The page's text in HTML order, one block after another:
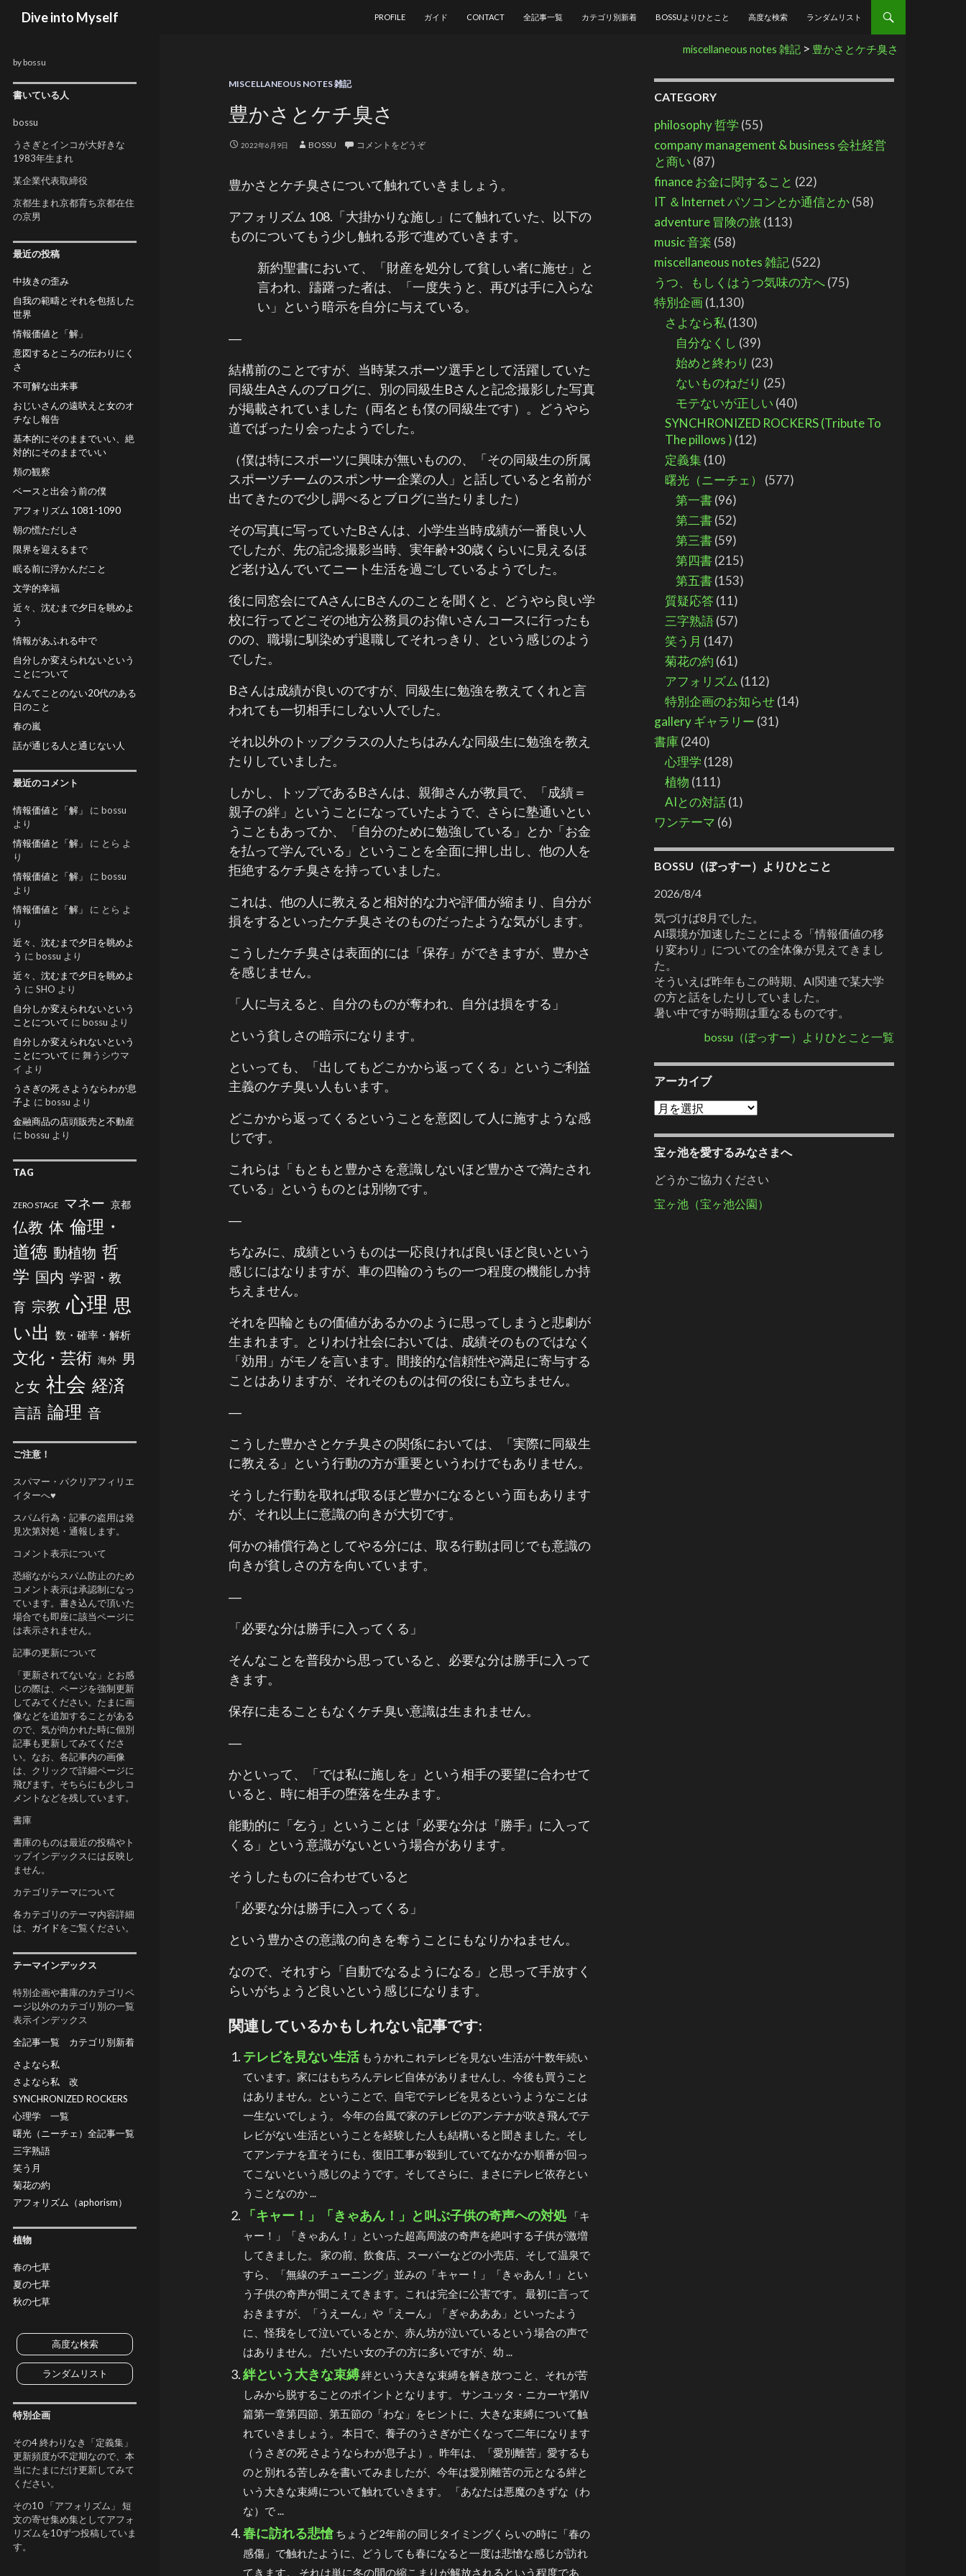
Dive into Myself
検索
PROFILE
ガイド CONTACT 全記事一覧 カテゴリ別新着 BOSSUよりひとこと 高度な検索 ランダムリスト
miscellaneous notes 雑記 > 豊かさとケチ臭さ
MISCELLANEOUS NOTES 雑記
豊かさとケチ臭さ
2022年6月9日 BOSSU コメントをどうぞ
豊かさとケチ臭さについて触れていきましょう。
アフォリズム 108.「大掛かりな施し」にて触れていた、以下の
ものについてもう少し触れる形で進めていきます。
新約聖書において、「財産を処分して貧しい者に施せ」と
言われ、躊躇った者は、「一度失うと、再びは手に入らな
い」という暗示を自分に与えている。
―
結構前のことですが、当時某スポーツ選手として活躍していた
同級生Aさんのブログに、別の同級生Bさんと記念撮影した写真
が掲載されていました（両名とも僕の同級生です）。どうやら
道でばったり会ったようでした。
（僕は特にスポーツに興味が無いものの、「その同級生の所属
スポーツチームのスポンサー企業の人」と話していると名前が
出てきたので少し調べるとブログに当たりました）
その写真に写っていたBさんは、小学生当時成績が一番良い人
でしたが、先の記念撮影当時、実年齢+30歳くらいに見えるほ
ど老け込んでいてニート生活を過ごしているようでした。
後に同窓会にてAさんにBさんのことを聞くと、どうやら良い学
校に行ってどこぞの地方公務員のお偉いさんコースに行ったも
のの、職場に馴染めず退職してそれっきり、という感じのよう
でした。
Bさんは成績が良いのですが、同級生に勉強を教えてくれと言
われても一切相手にしない人でした。
それ以外のトップクラスの人たちはみんな同級生に勉強を教え
たりしていました。
しかし、トップであるBさんは、親御さんが教員で、「成績＝
親子の絆」ということになっていたようで、さらに塾通いとい
うこともあってか、「自分のために勉強している」とか「お金
を払って学んでいる」ということを全面に押し出し、他の人を
拒絶するケチ臭さを持っていました。
これは、他の人に教えると相対的な力や評価が縮まり、自分が
損をするといったケチ臭さそのものだったような気がします。
こうしたケチ臭さは表面的には「保存」ができますが、豊かさ
を感じません。
「人に与えると、自分のものが奪われ、自分は損をする」
という貧しさの暗示になります。
といっても、「出してもどこかから返ってくる」というご利益
主義のケチ臭い人もいます。
どこかから返ってくるということを意図して人に施すような感
じです。
これらは「もともと豊かさを意識しないほど豊かさで満たされ
ている」というものとは別物です。
―
ちなみに、成績というものは一応良ければ良いほど良いという
感じにはなりますが、車の四輪のうちの一つ程度の機能しか持
ちえません。
それを四輪ともの価値があるかのように思ってしまうと悲劇が
生まれます。とりわけ社会においては、成績そのものではなく
「効用」がモノを言います。間接的な信頼性や満足に寄与する
ことはありますが、それそのものは何の役にも立ちません。
―
こうした豊かさとケチ臭さの関係においては、「実際に同級生
に教える」という行動の方が重要というわけでもありません。
そうした行動を取れば取るほど豊かになるという面もあります
が、それ以上に意識の向きが大切です。
何かの補償行為としてやる分には、取る行動は同じでも意識の
向きが貧しさの方を向いています。
―
「必要な分は勝手に入ってくる」
そんなことを普段から思っていると、必要な分は勝手に入って
きます。
保存に走ることもなくケチ臭い意識は生まれません。
―
かといって、「では私に施しを」という相手の要望に合わせて
いると、時に相手の堕落を生みます。
能動的に「乞う」ということは「必要な分は『勝手』に入って
くる」という意識がないという場合があります。
そうしたものに合わせていると
「必要な分は勝手に入ってくる」
という豊かさの意識の向きを奪うことにもなりかねません。
なので、それすら「自動でなるようになる」と思って手放すく
らいがちょうど良いという感じになります。
関連しているかもしれない記事です:
テレビを見ない生活 もうかれこれテレビを見ない生活が十数年続い
ています。家にはもちろんテレビ自体がありませんし、今後も買うこと
はありません。ということで、自宅でテレビを見るというようなことは
一生ないでしょう。 今年の台風で家のテレビのアンテナが吹き飛んでテ
レビがない生活ということを経験した人も結構いると聞きました。そし
てアンテナを直そうにも、復旧工事が殺到していてなかなか順番が回っ
てこないという感じのようです。そしてさらに、まさにテレビ依存とい
うことなのか ...
「キャー！」「きゃあん！」と叫ぶ子供の奇声への対処
「キ
ャー！」「きゃあん！」といった超高周波の奇声を絶叫する子供が激増
してきました。 家の前、飲食店、スーパーなどの小売店、そして温泉で
すら、「無線のチューニング」並みの「キャー！」「きゃあん！」とい
う子供の奇声が聞こえてきます。これは完全に公害です。 最初に言って
おきますが、「うえーん」や「えーん」「ぎゃあああ」といったよう
に、怪我をして泣いているとか、赤ん坊が泣いているという場合の声で
はありません。 だいたい女の子の方に多いですが、幼 ...
絆という大きな束縛絆という大きな束縛を解き放つこと、それが苦
しみから脱することのポイントとなります。 サンユッタ・ニカーヤ第Ⅳ
篇第一章第四節、第五節の「わな」をヒントに、大きな束縛について触
れていきましょう。 本日で、養子のうさぎが亡くなって二年になります
（うさぎの死 さようならわが息子よ）。昨年は、「愛別離苦」愛するも
のと別れる苦しみを書いてみましたが、今年は愛別離苦の元となる絆と
いう大きな束縛について触れていきます。 「あなたは悪魔のきずな（わ
な）で ...
春に訪れる悲愴 ちょうど2年前の同じタイミングくらいの時に「春の
感傷」で触れたように、どうしても春になると一度は悲愴な感じが訪れ
てきます。 それは単に冬の間の縮こまりが解放されるという程度であ
CATEGORY
philosophy 哲学 (55)
company management & business 会社経営
と商い (87)
finance お金に関すること (22)
IT ＆Internet パソコンとか通信とか(58)
adventure 冒険の旅 (113)
music 音楽 (58)
miscellaneous notes 雑記(522)
うつ、もしくはうつ気味の方へ(75)
特別企画(1,130)
さよなら私 (130)
自分なくし (39)
始めと終わり (23)
ないものねだり (25)
モテないが正しい (40)
SYNCHRONIZED ROCKERS (Tribute To
The pillows ) (12)
定義集(10)
曙光（ニーチェ）
(577)
第一書(96)
第二書(52)
第三書(59)
第四書(215)
第五書(153)
質疑応答(11)
三字熟語(57)
笑う月 (147)
菊花の約 (61)
アフォリズム (112)
特別企画のお知らせ(14)
gallery ギャラリー (31)
書庫(240)
心理学 (128)
植物 (111)
AIとの対話(1)
ワンテーマ (6)
BOSSU（ぼっすー）よりひとこと
2026/8/4
気づけば8月でした。
AI環境が加速したことによる「情報価値の移
り変わり」についての全体像が見えてきまし
た。
そういえば昨年もこの時期、AI関連で某大学
の方と話をしたりしていました。
暑い中ですが時期は重なるものです。
bossu（ぼっすー）よりひとこと一覧
アーカイブ
アーカイブ
宝ヶ池を愛するみなさまへ
どうかご協力ください
宝ヶ池（宝ヶ池公園）
by bossu
書いている人
bossu
うさぎとインコが大好きな
1983年生まれ
某企業代表取締役
京都生まれ京都育ち京都在住
の京男
最近の投稿
中抜きの歪み
自我の範疇とそれを包括した
世界
情報価値と「解」
意図するところの伝わりにく
さ
不可解な出来事
おじいさんの遠吠えと女のオ
チなし報告
基本的にそのままでいい、絶
対的にそのままでいい
頬の観察
ベースと出会う前の僕
アフォリズム 1081-1090
朝の慌ただしさ
限界を迎えるまで
眠る前に浮かんだこと
文学的幸福
近々、沈むまで夕日を眺めよ
う
情報があふれる中で
自分しか変えられないという
ことについて
なんてことのない20代のある
日のこと
春の嵐
話が通じる人と通じない人
最近のコメント
情報価値と「解」 に bossu
より
情報価値と「解」
に とら よ
り
情報価値と「解」
に bossu
より
情報価値と「解」
に とら よ
り
近々、沈むまで夕日を眺めよ
う に bossu より
近々、沈むまで夕日を眺めよ
う に SHO より
自分しか変えられないという
ことについて に bossu より
自分しか変えられないという
ことについて に 舞うシウマ
イ より
うさぎの死 さようならわが息
子よ に bossu より
金融商品の店頭販売と不動産
に bossu より
TAG
ZERO STAGE マネー 京都
仏教 体 倫理・
道徳 動植物 哲
学 国内 学習・教
育 宗教 心理 思
い出
数・確率・解析
文化・芸術 海外 男
と女 社会 経済
言語 論理 音
ご注意！
スパマー・パクリアフィリエ
イターへ♥
スパム行為・記事の盗用は発
見次第対処・通報します。
コメント表示について
恐縮ながらスパム防止のため
コメント表示は承認制になっ
ています。書き込んで頂いた
場合でも即座に該当ページに
は表示されません。
記事の更新について
「更新されてないな」とお感
じの際は、ページを強制更新
してみてください。たまに画
像などを追加することがある
ので、気が向かれた時に個別
記事も更新してみてくださ
い。なお、各記事内の画像
は、クリックで詳細ページに
飛びます。そちらにも少しコ
メントなどを残しています。
書庫
書庫のものは最近の投稿やト
ップインデックスには反映し
ません。
カテゴリテーマについて
各カテゴリのテーマ内容詳細
は、 ガイドをご覧ください。
テーマインデックス
特別企画や書庫のカテゴリペ
ージ以外のカテゴリ別の一覧
表示インデックス
全記事一覧
カテゴリ別新着
さよなら私
さよなら私 改
SYNCHRONIZED ROCKERS
心理学 一覧
曙光（ニーチェ）全記事一覧
三字熟語
笑う月
菊花の約
アフォリズム（aphorism）
植物
春の七草
夏の七草
秋の七草
高度な検索
ランダムリスト
特別企画
その4 終わりなき「定義集」
更新頻度が不定期なので、本
当にたまにだけ更新してみて
ください。
その10 「アフォリズム」 短
文の寄せ集め集としてアフォ
リズムを10ずつ投稿していま
す。